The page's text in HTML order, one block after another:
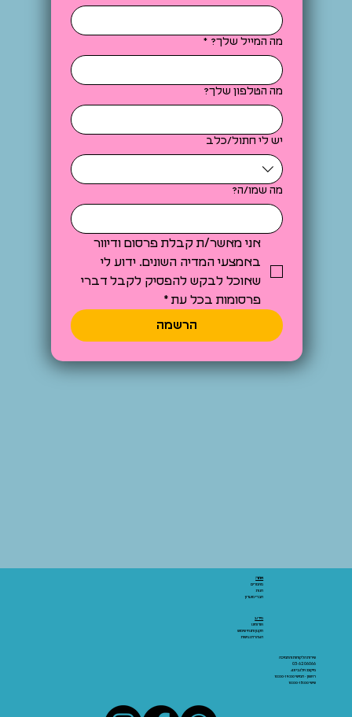
מה המייל שלך? *
מה הטלפון שלך?
יש לי חתול/כלב
מה שמו/ה?
אני מאשר/ת קבלת פרסום ודיוור
באמצעי המדיה השונים. ידוע לי
שאוכל לבקש להפסיק לקבל דברי
פרסומות בכל עת *
הרשמה
שירות הלקוחות והתמיכה
03-6206066
מיקום: אלנבי 43
ראשון - חמישי 10:00-19:00
שישי 10:00-15:00
אתר:
מאמרים
חנות
חברי מועדון
מידע:
אודותינו
תקנון ותנאי שימוש
הצהרת נגישות